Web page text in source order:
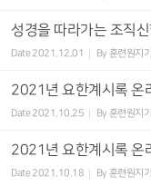
성경을 따라가는 조직
Date 2021.12.01 By 훈련원지기
2021년 요한계시록 온
Date 2021.10.25 By 훈련원지기
2021년 요한계시록 온
Date 2021.10.18 By 훈련원지기